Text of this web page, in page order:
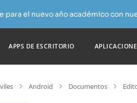
para el nuevo año académico con
APPS DE ESCRITORIO
Android Documentos